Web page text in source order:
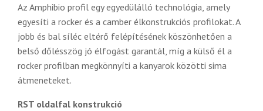
Az Amphibio profil egy egyedülálló technológia, amely
egyesíti a rocker és a camber élkonstrukciós profilokat. A
jobb és bal síléc eltérő felépítésének köszönhetően a
belső dőlésszög jó élfogást garantál, míg a külső él a
rocker profilban megkönnyíti a kanyarok közötti sima
átmeneteket.
RST oldalfal konstrukció